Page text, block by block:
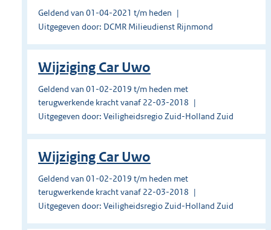
Geldend van 01-04-2021 t/m heden
Uitgegeven door: DCMR Milieudienst Rijnmond
Wijziging Car Uwo
Geldend van 01-02-2019 t/m heden met
terugwerkende kracht vanaf 22-03-2018
Uitgegeven door: Veiligheidsregio Zuid-Holland Zuid
Wijziging Car Uwo
Geldend van 01-02-2019 t/m heden met
terugwerkende kracht vanaf 22-03-2018
Uitgegeven door: Veiligheidsregio Zuid-Holland Zuid